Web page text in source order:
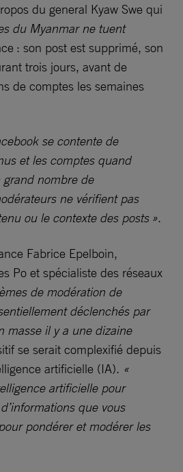
du general Kyaw Swe qui
du Myanmar ne tuent
: son post est supprimé, son
trois jours, avant de
de comptes les semaines
se contente de
et les comptes quand
grand nombre de
ne vérifient pas
ou le contexte des posts ».
Fabrice Epelboin,
Po et spécialiste des réseaux
de modération de
déclenchés par
masse il y a une dizaine
se serait ­complexifié depuis
artificielle (IA). «
artificielle pour
que vous
pondérer et modérer les